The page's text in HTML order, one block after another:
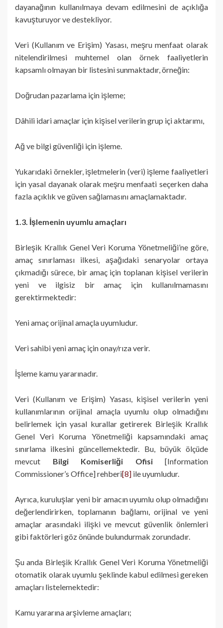
dayanağının kullanılmaya devam edilmesini de açıklığa
kavuşturuyor ve destekliyor.
Veri (Kullanım ve Erişim) Yasası, meşru menfaat olarak
nitelendirilmesi muhtemel olan örnek faaliyetlerin
kapsamlı olmayan bir listesini sunmaktadır, örneğin:
Doğrudan pazarlama için işleme;
Dâhili idari amaçlar için kişisel verilerin grup içi aktarımı,
Ağ ve bilgi güvenliği için işleme.
Yukarıdaki örnekler, işletmelerin (veri) işleme faaliyetleri
için yasal dayanak olarak meşru menfaati seçerken daha
fazla açıklık ve güven sağlamasını amaçlamaktadır.
1.3. İşlemenin uyumlu amaçları
Birleşik Krallık Genel Veri Koruma Yönetmeliği’ne göre,
amaç sınırlaması ilkesi, aşağıdaki senaryolar ortaya
çıkmadığı sürece, bir amaç için toplanan kişisel verilerin
yeni ve ilgisiz bir amaç için kullanılmamasını
gerektirmektedir:
Yeni amaç orijinal amaçla uyumludur.
Veri sahibi yeni amaç için onay/rıza verir.
İşleme kamu yararınadır.
Veri (Kullanım ve Erişim) Yasası, kişisel verilerin yeni
kullanımlarının orijinal amaçla uyumlu olup olmadığını
belirlemek için yasal kurallar getirerek Birleşik Krallık
Genel Veri Koruma Yönetmeliği kapsamındaki amaç
sınırlama ilkesini güncellemektedir. Bu, büyük ölçüde
mevcut Bilgi Komiserliği Ofisi[Information
Commissioner’s Office] rehberi[8] ile uyumludur.
Ayrıca, kuruluşlar yeni bir amacın uyumlu olup olmadığını
değerlendirirken, toplamanın bağlamı, orijinal ve yeni
amaçlar arasındaki ilişki ve mevcut güvenlik önlemleri
gibi faktörleri göz önünde bulundurmak zorundadır.
Şu anda Birleşik Krallık Genel Veri Koruma Yönetmeliği
otomatik olarak uyumlu şeklinde kabul edilmesi gereken
amaçları listelemektedir:
Kamu yararına arşivleme amaçları;